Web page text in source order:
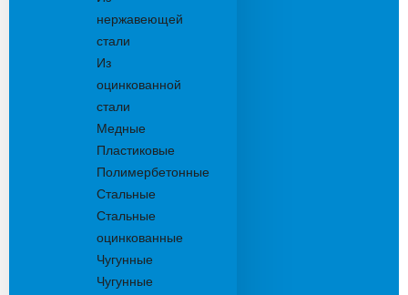
нержавеющей
стали
Из
оцинкованной
стали
Медные
Пластиковые
Полимербетонные
Стальные
Стальные
оцинкованные
Чугунные
Чугунные